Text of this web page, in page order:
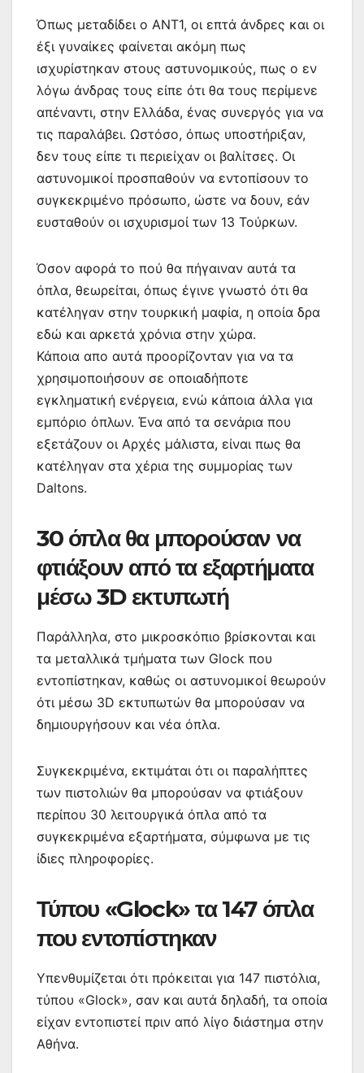
Όπως μεταδίδει ο ΑΝΤ1, οι επτά άνδρες και οι
έξι γυναίκες φαίνεται ακόμη πως
ισχυρίστηκαν στους αστυνομικούς, πως ο εν
λόγω άνδρας τους είπε ότι θα τους περίμενε
απέναντι, στην Ελλάδα, ένας συνεργός για να
τις παραλάβει. Ωστόσο, όπως υποστήριξαν,
δεν τους είπε τι περιείχαν οι βαλίτσες. Οι
αστυνομικοί προσπαθούν να εντοπίσουν το
συγκεκριμένο πρόσωπο, ώστε να δουν, εάν
ευσταθούν οι ισχυρισμοί των 13 Τούρκων.
Όσον αφορά το πού θα πήγαιναν αυτά τα
όπλα, θεωρείται, όπως έγινε γνωστό ότι θα
κατέληγαν στην τουρκική μαφία, η οποία δρα
εδώ και αρκετά χρόνια στην χώρα.
Κάποια απο αυτά προορίζονταν για να τα
χρησιμοποιήσουν σε οποιαδήποτε
εγκληματική ενέργεια, ενώ κάποια άλλα για
εμπόριο όπλων. Ένα από τα σενάρια που
εξετάζουν οι Αρχές μάλιστα, είναι πως θα
κατέληγαν στα χέρια της συμμορίας των
Daltons.
30 όπλα θα μπορούσαν να
φτιάξουν από τα εξαρτήματα
μέσω 3D εκτυπωτή
Παράλληλα, στο μικροσκόπιο βρίσκονται και
τα μεταλλικά τμήματα των Glock που
εντοπίστηκαν, καθώς οι αστυνομικοί θεωρούν
ότι μέσω 3D εκτυπωτών θα μπορούσαν να
δημιουργήσουν και νέα όπλα.
Συγκεκριμένα, εκτιμάται ότι οι παραλήπτες
των πιστολιών θα μπορούσαν να φτιάξουν
περίπου 30 λειτουργικά όπλα από τα
συγκεκριμένα εξαρτήματα, σύμφωνα με τις
ίδιες πληροφορίες.
Τύπου «Glock» τα 147 όπλα
που εντοπίστηκαν
Υπενθυμίζεται ότι πρόκειται για 147 πιστόλια,
τύπου «Glock», σαν και αυτά δηλαδή, τα οποία
είχαν εντοπιστεί πριν από λίγο διάστημα στην
Αθήνα.